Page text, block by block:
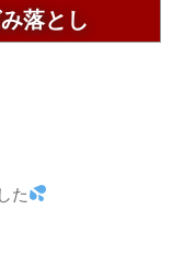
落とし
た